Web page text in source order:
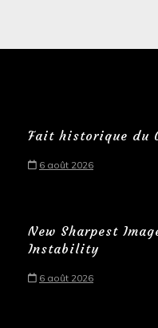
Fait historique du
6 août 2026
New Sharpest
Instability
6 août 2026